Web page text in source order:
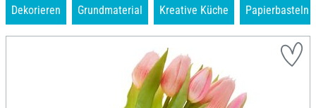
Dekorieren Grundmaterial Kreative Küche Papierbasteln